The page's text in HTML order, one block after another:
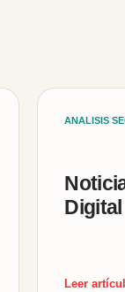
ANALISIS
Digital
Leer